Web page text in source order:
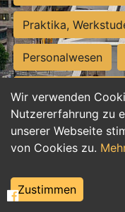
Wir verwenden
Nutzererfahrung zu
unserer Webseite
von Cookies zu.
Zustimmen
Praktika,
Personalwesen
Hilfskräfte,
Einkauf, Logistik,
Weiterbildung,
Tourismus